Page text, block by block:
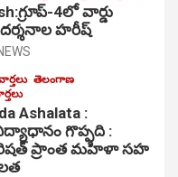
4లో వార్డు
హరీష్
తెలంగాణ
Ashalata :
గొప్పది :
ప్రాంత మహిళా సహ